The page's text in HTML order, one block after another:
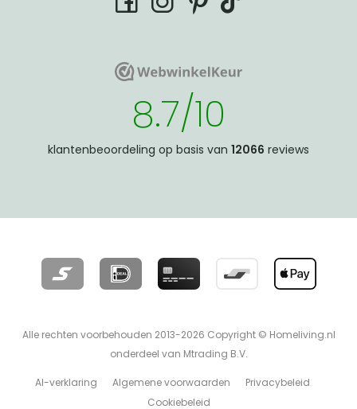
facebookinstagram
pinterest
tiktok
WebwinkelKeurWebwinkelKeur
8.7/10
klantenbeoordeling op basis van 12066 reviews
Alle rechten voorbehouden 2013-2026 Copyright © Homeliving.nl
onderdeel van Mtrading B.V.
AI-verklaring Algemene voorwaarden
Privacybeleid
Cookiebeleid